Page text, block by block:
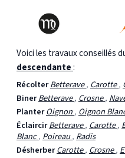
Voici les travaux conseillés
descendante:
RécolterBetterave,Carotte,
BinerBetterave,Crosne,
PlanterOignon,Oignon
ÉclaircirBetterave,Carotte,
Blanc,Poireau,Radis
DésherberCarotte,Crosne,